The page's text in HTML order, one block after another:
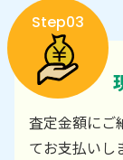
Step03
査定金額にご
てお支払いし